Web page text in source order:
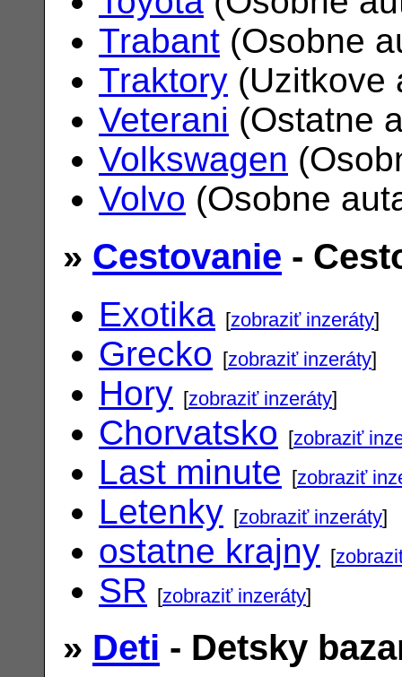
Trabant (Osobne
Traktory (Uzitkove
Veterani (Ostatne
Volkswagen
Volvo (Osobne
» Cestovanie -
Exotika [zobraziť inzeráty]
Grecko [zobraziť inzeráty]
Hory [zobraziť inzeráty]
Chorvatsko [zobraziť
Last minute [zobraziť
Letenky [zobraziť inzeráty]
ostatne krajny [
SR [zobraziť inzeráty]
» Deti - Detsky